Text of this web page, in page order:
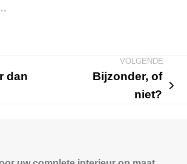
dan
Bijzonder, of
niet?